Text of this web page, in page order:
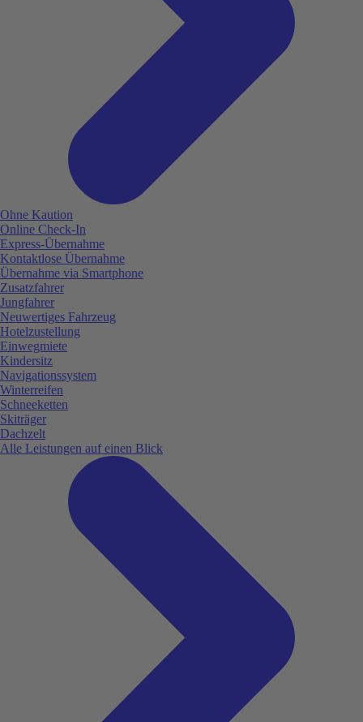
Ohne Kaution
Online Check-In
Express-Übernahme
Kontaktlose Übernahme
Übernahme via Smartphone
Zusatzfahrer
Jungfahrer
Neuwertiges Fahrzeug
Hotelzustellung
Einwegmiete
Kindersitz
Navigationssystem
Winterreifen
Schneeketten
Skiträger
Dachzelt
Alle Leistungen auf einen Blick